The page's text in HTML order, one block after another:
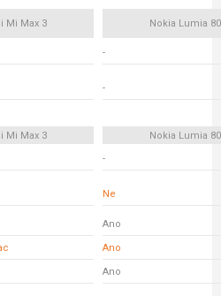
Mi Max 3 Nokia Lumia
-
-
Mi Max 3
Nokia Lumia
-
Ne
Ano
Ano
Ano